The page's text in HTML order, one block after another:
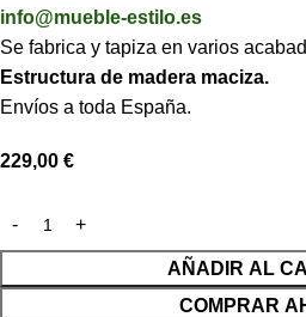
info@mueble-estilo.es
Se fabrica y tapiza en varios
Estructura de madera maciza.
Envíos a toda España.
229,00 €
AÑADIR AL
COMPRAR